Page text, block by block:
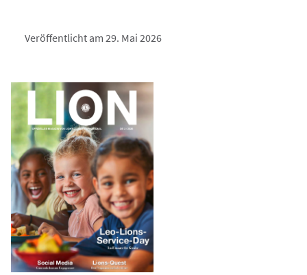
Veröffentlicht am 29. Mai 2026